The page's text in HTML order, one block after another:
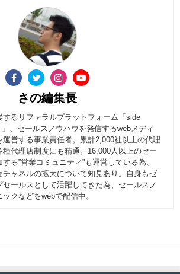
さの編集長
するリファラルプラットフォーム「side
、セールスノウハウを発信するwebメディ
運営する事業責任者。累計2,000社以上の代理
種代理店制度にも精通。16,000人以上のセー
る”営業コミュニティ”も運営している為、
チャネルの拡大について知見あり。自身もゼ
セールスとして活躍してきた為、セールスノ
クなどをwebで配信中。